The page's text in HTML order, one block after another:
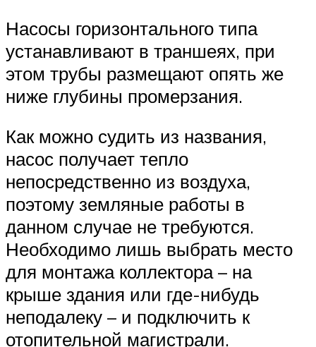
Насосы горизонтального типа
устанавливают в траншеях, при
этом трубы размещают опять же
ниже глубины промерзания.
Как можно судить из названия,
насос получает тепло
непосредственно из воздуха,
поэтому земляные работы в
данном случае не требуются.
Необходимо лишь выбрать место
для монтажа коллектора – на
крыше здания или где-нибудь
неподалеку – и подключить к
отопительной магистрали.